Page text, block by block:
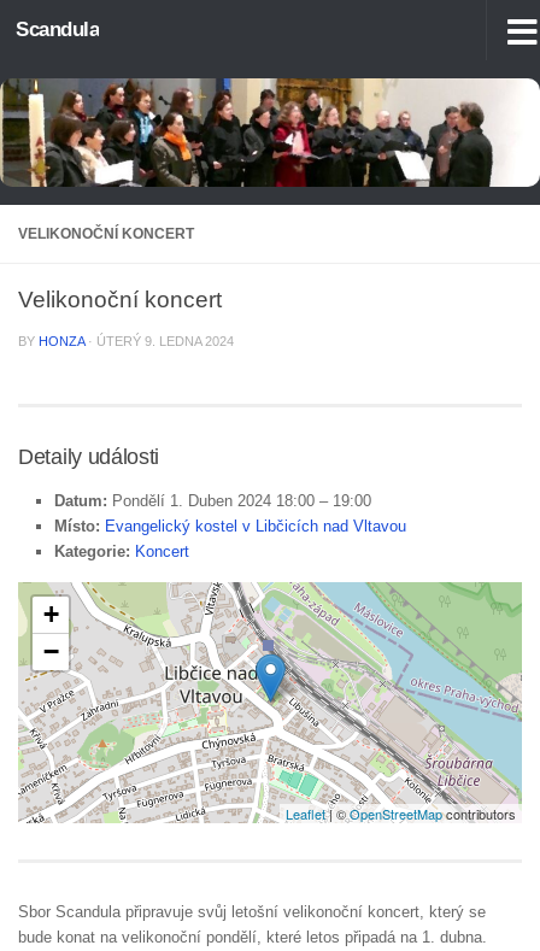
Skip to content
Scandula
VELIKONOČNÍ KONCERT
Velikonoční koncert
BY HONZA · ÚTERÝ 9. LEDNA 2024
Detaily události
Datum: Pondělí 1. Duben 2024 18:00 – 19:00
Místo: Evangelický kostel v Libčicích nad Vltavou
Kategorie: Koncert
+
−
Leaflet| ©OpenStreetMapcontributors
Sbor Scandula připravuje svůj letošní velikonoční koncert, který se
bude konat na velikonoční pondělí, které letos připadá na 1. dubna.